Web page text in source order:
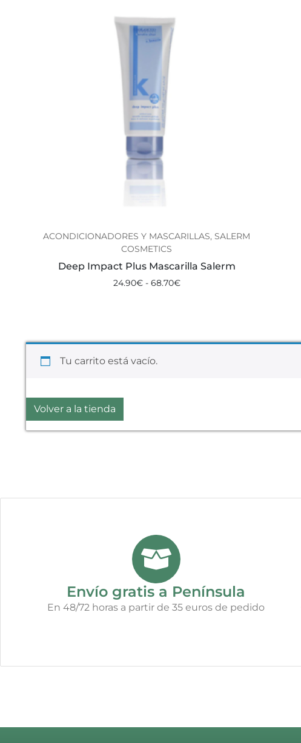
ACONDICIONADORES Y MASCARILLAS, SALERM
COSMETICS
Deep Impact Plus Mascarilla Salerm
24.90€ - 68.70€
Tu carrito está vacío.
Volver a la tienda
Envío gratis a Península
En 48/72 horas a partir de 35 euros de pedido